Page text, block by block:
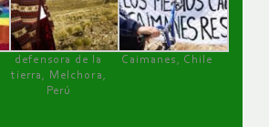
defensora de la
tierra, Melchora,
Perú
Caimanes, Chile